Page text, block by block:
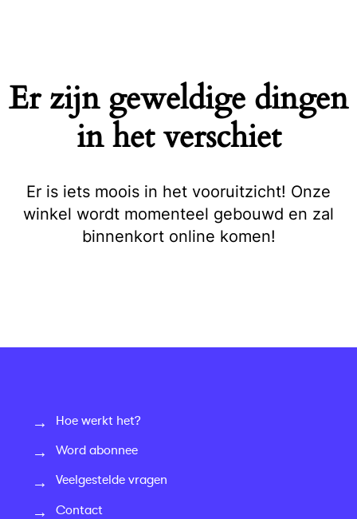
Er zijn geweldige dingen
in het verschiet
Er is iets moois in het vooruitzicht! Onze
winkel wordt momenteel gebouwd en zal
binnenkort online komen!
Hoe werkt het?
Word abonnee
Veelgestelde vragen
Contact